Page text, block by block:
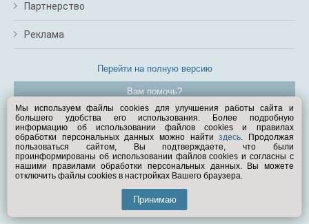
Партнерство
Реклама
Перейти на полную версию
Вам помочь?
© Exist.ru 1998—2026
Мы используем файлы cookies для улучшения работы сайта и
большего удобства его использования. Более подробную
информацию об использовании файлов cookies и правилах
обработки персональных данных можно найтиздесь. Продолжая
пользоваться сайтом, Вы подтверждаете, что были
проинформированы об использовании файлов cookies и согласны с
нашими правилами обработки персональных данных. Вы можете
отключить файлы cookies в настройках Вашего браузера.
Принимаю